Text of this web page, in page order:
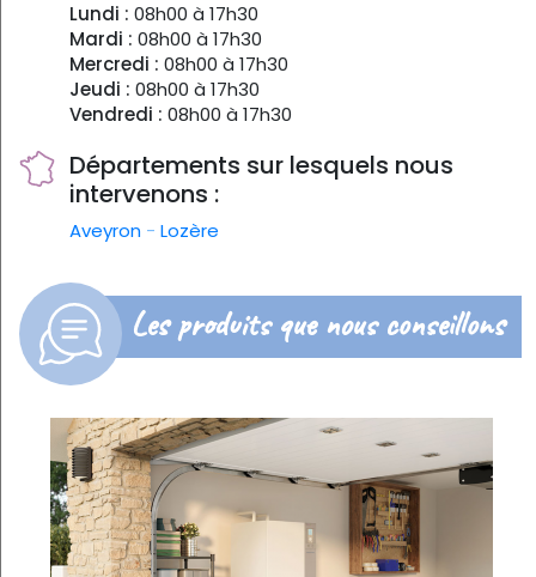
Lundi : 08h00 à 17h30
Mardi : 08h00 à 17h30
Mercredi : 08h00 à 17h30
Jeudi : 08h00 à 17h30
Vendredi : 08h00 à 17h30
Départements sur lesquels nous
intervenons :
Aveyron - Lozère
Les produits que nous conseillons